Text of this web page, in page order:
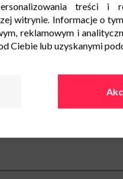
treści i
witrynie. Informacje o
reklamowym i
Ciebie lub uzyskanymi